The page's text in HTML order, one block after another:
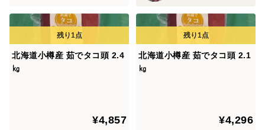
北海道小樽産 茹でタコ頭 2.4
㎏
¥4,857
北海道小樽産 茹でタコ頭 2.1
㎏
¥4,296